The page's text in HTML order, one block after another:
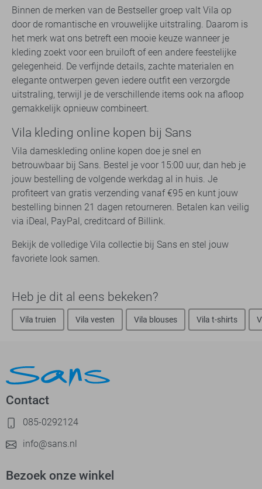
Binnen de merken van de Bestseller groep valt Vila op
door de romantische en vrouwelijke uitstraling. Daarom is
het merk wat ons betreft een mooie keuze wanneer je
kleding zoekt voor een bruiloft of een andere feestelijke
gelegenheid. De verfijnde details, zachte materialen en
elegante ontwerpen geven iedere outfit een verzorgde
uitstraling, terwijl je de verschillende items ook na afloop
gemakkelijk opnieuw combineert.
Vila kleding online kopen bij Sans
Vila dameskleding online kopen doe je snel en
betrouwbaar bij Sans. Bestel je voor 15:00 uur, dan heb je
jouw bestelling de volgende werkdag al in huis. Je
profiteert van gratis verzending vanaf €95 en kunt jouw
bestelling binnen 21 dagen retourneren. Betalen kan veilig
via iDeal, PayPal, creditcard of Billink.
Bekijk de volledige Vila collectie bij Sans en stel jouw
favoriete look samen.
Heb je dit al eens bekeken?
Vila truien Vila vesten Vila blouses Vila t-shirts
Contact
085-0292124
info@sans.nl
Bezoek onze winkel